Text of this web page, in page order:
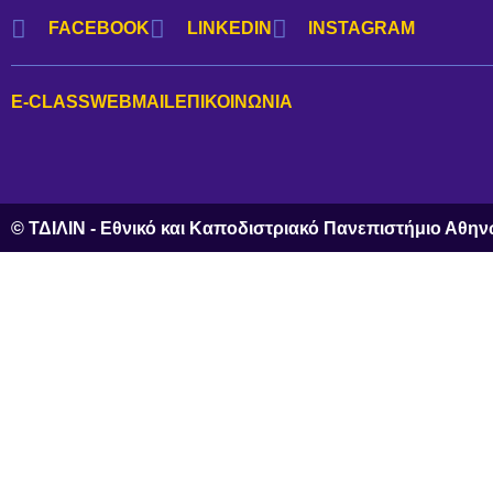
FACEBOOK LINKEDIN INSTAGRAM
E-CLASSWEBMAILΕΠΙΚΟΙΝΩΝΊΑ
© ΤΔΙΛΙΝ - Εθνικό και Καποδιστριακό Πανεπιστήμιο